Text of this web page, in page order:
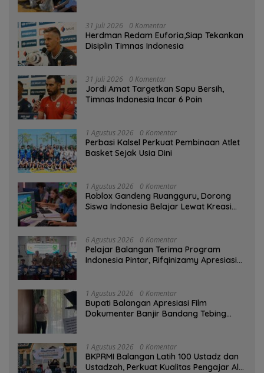
31 Juli 2026 0 Komentar
Herdman Redam Euforia,Siap Tekankan
Disiplin Timnas Indonesia
31 Juli 2026 0 Komentar
Jordi Amat Targetkan Sapu Bersih,
Timnas Indonesia Incar 6 Poin
1 Agustus 2026 0 Komentar
Perbasi Kalsel Perkuat Pembinaan Atlet
Basket Sejak Usia Dini
1 Agustus 2026 0 Komentar
Roblox Gandeng Ruangguru, Dorong
Siswa Indonesia Belajar Lewat Kreasi
6 Agustus 2026 0 Komentar
Pelajar Balangan Terima Program
Indonesia Pintar, Rifqinizamy Apresiasi
1 Agustus 2026 0 Komentar
Bupati Balangan Apresiasi Film
Dokumenter Banjir Bandang Tebing
1 Agustus 2026 0 Komentar
BKPRMI Balangan Latih 100 Ustadz dan
Ustadzah, Perkuat Kualitas Pengajar Al-